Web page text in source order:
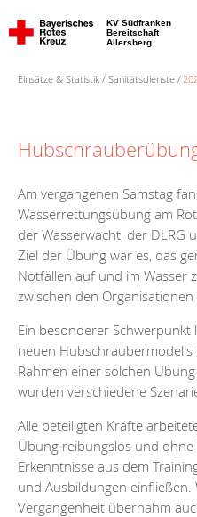
KV Südfranken
Bereitschaft
Allersberg
Einsätze & Statistik Sanitätsdienste
Am vergangenen Samstag
Wasserrettungsübung am
der Wasserwacht, der DLRG
Ziel der Übung war es, das
Notfällen auf und im Wasser
zwischen den
Ein besonderer
neuen Hubschraubermodells
Rahmen einer solchen
wurden verschiedene
Alle beteiligten Kräfte
Übung reibungslos und ohne
Erkenntnisse aus dem
und Ausbildungen einfließen.
Vergangenheit übernahm